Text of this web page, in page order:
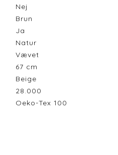
Nej
Brun
Ja
Natur
Vævet
67 cm
Beige
28.000
Oeko-Tex 100